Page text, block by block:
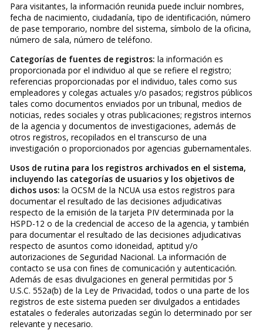
Para visitantes, la información reunida puede incluir nombres,
fecha de nacimiento, ciudadanía, tipo de identificación, número
de pase temporario, nombre del sistema, símbolo de la oficina,
número de sala, número de teléfono.
Categorías de fuentes de registros: la información es
proporcionada por el individuo al que se refiere el registro;
referencias proporcionadas por el individuo, tales como sus
empleadores y colegas actuales y/o pasados; registros públicos
tales como documentos enviados por un tribunal, medios de
noticias, redes sociales y otras publicaciones; registros internos
de la agencia y documentos de investigaciones, además de
otros registros, recopilados en el transcurso de una
investigación o proporcionados por agencias gubernamentales.
Usos de rutina para los registros archivados en el sistema,
incluyendo las categorías de usuarios y los objetivos de
dichos usos: la OCSM de la NCUA usa estos registros para
documentar el resultado de las decisiones adjudicativas
respecto de la emisión de la tarjeta PIV determinada por la
HSPD-12 o de la credencial de acceso de la agencia, y también
para documentar el resultado de las decisiones adjudicativas
respecto de asuntos como idoneidad, aptitud y/o
autorizaciones de Seguridad Nacional. La información de
contacto se usa con fines de comunicación y autenticación.
Además de esas divulgaciones en general permitidas por 5
U.S.C. 552a(b) de la Ley de Privacidad, todos o una parte de los
registros de este sistema pueden ser divulgados a entidades
estatales o federales autorizadas según lo determinado por ser
relevante y necesario.